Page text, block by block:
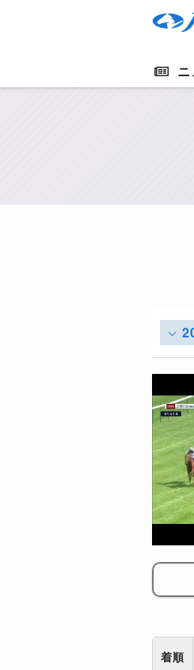
着順